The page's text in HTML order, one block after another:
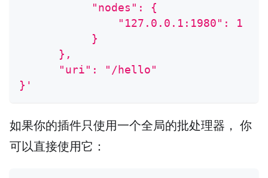
           "nodes": {
               "127.0.0.1:1980": 1
           }
      },
      "uri": "/hello"
}'
如果你的插件只使用一个全局的批处理器， 你
可以直接使用它：